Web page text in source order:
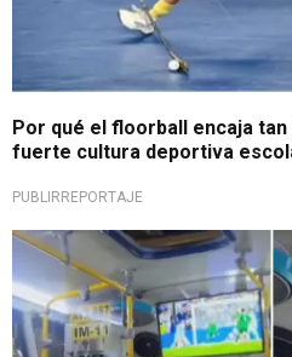
Por qué el floorball encaja
fuerte cultura deportiva
PUBLIRREPORTAJE
Se volvió sensación